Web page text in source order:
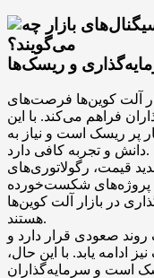
آلت کوین‌ها فرصت‌های
فراهم می‌کند. با این
پر ریسک است و نیاز به
دانش و تجربه کافی دارد.
قیمت، رگولاتوری‌های
پروژه‌های شکست‌خورده
در بازار آلت کوین‌ها
هستند.
روند صعودی قرار دارد و
ادامه یابد. با این حال،
است و سرمایه‌گذاران